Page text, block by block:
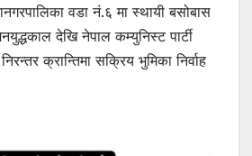
वडा नं.६ मा स्थायी बसोबास
देखि नेपाल कम्युनिस्ट पार्टी
क्रान्तिमा सक्रिय भुमिका निर्वाह